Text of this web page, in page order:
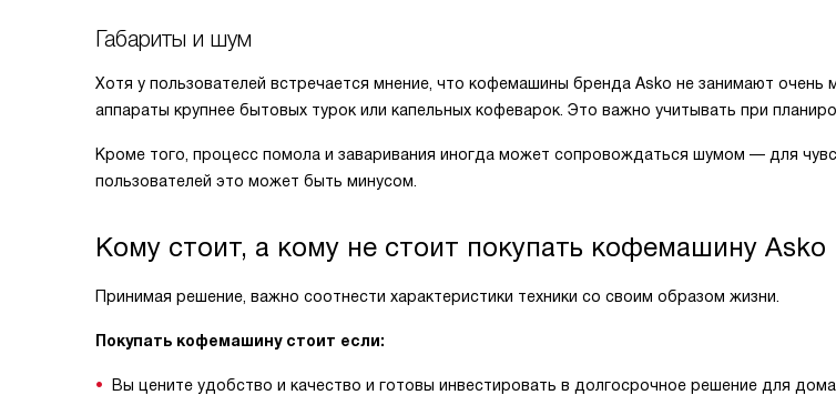
Габариты и шум
Хотя у пользователей встречается мнение, что кофемашины бренда Asko не занимают очень
аппараты крупнее бытовых турок или капельных кофеварок. Это важно учитывать при
Кроме того, процесс помола и заваривания иногда может сопровождаться шумом — для
пользователей это может быть минусом.
Кому стоит, а кому не стоит покупать кофемашину Asko
Принимая решение, важно соотнести характеристики техники со своим образом жизни.
Покупать кофемашину стоит если:
Вы цените удобство и качество и готовы инвестировать в долгосрочное решение для дома.